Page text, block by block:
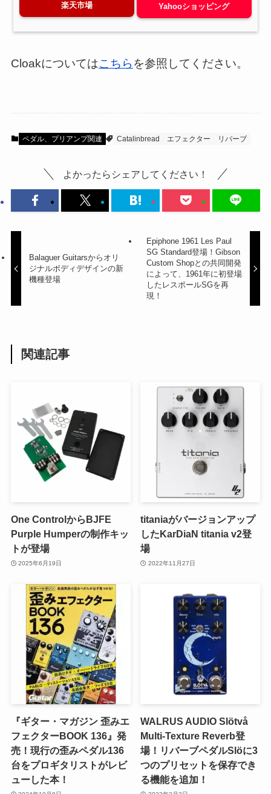
楽天市場 Yahooショッピング
Cloakについてはこちら を参照してください。
ペダル、プリアンプ関連 Catalinbread エフェクター リバーブ
よかったらシェアしてください！
Balaguer Guitarsからオリ
ジナルボディデザインの新
機種登場
Epiphone 1961 Les Paul
SG Standard登場！Gibson
Custom Shopとの共同開発
によって、1961年に初登場
したレスポールSGを再
現！
関連記事
One ControlからBJFE
Purple Humperの制作キッ
トが登場
2025年6月19日
titaniaがバージョンアップ
したKarDiaN titania v2登
場
2022年11月27日
『ギター・マガジン 歪みエ
フェクターBOOK 136』発
売！現行の歪みペダル136
台をプロギタリストがレビ
ューした本！
WALRUS AUDIO Slötvå
Multi-Texture Reverb登
場！リバーブペダルSlöに3
つのプリセットを保存でき
る機能を追加！